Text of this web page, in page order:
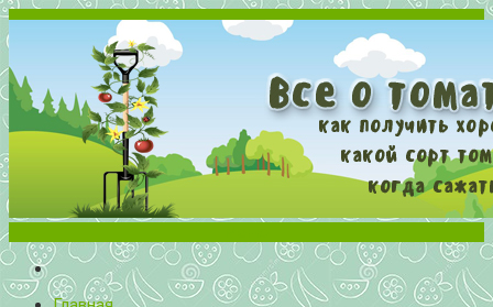
Все о томатах. Выращивание томатов. Сорта и рассада.
Выращивание и уход за томатами